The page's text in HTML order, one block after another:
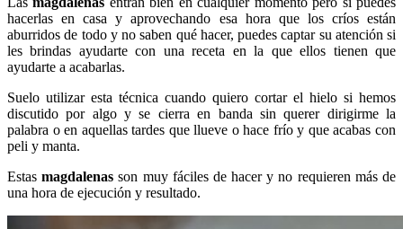
hacerlas en casa y aprovechando esa hora que los críos están
aburridos de todo y no saben qué hacer, puedes captar su atención si
les brindas ayudarte con una receta en la que ellos tienen que
ayudarte a acabarlas.
Suelo utilizar esta técnica cuando quiero cortar el hielo si hemos
discutido por algo y se cierra en banda sin querer dirigirme la
palabra o en aquellas tardes que llueve o hace frío y que acabas con
peli y manta.
Estasmagdalenas son muy fáciles de hacer y no requieren más de
una hora de ejecución y resultado.